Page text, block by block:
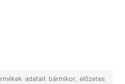
adatait bármikor, előzetes